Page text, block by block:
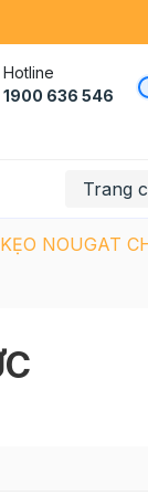
Hotline
1900 636 546
Trang
KẸO NOUGAT